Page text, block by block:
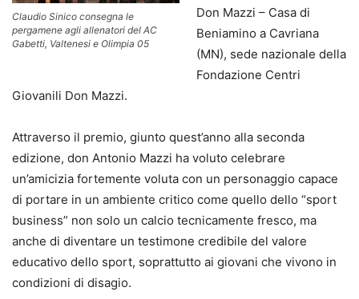
Claudio Sinico consegna le
pergamene agli allenatori del AC
Gabetti, Valtenesi e Olimpia 05
Don Mazzi – Casa di
Beniamino a Cavriana
(MN), sede nazionale della
Fondazione Centri
Giovanili Don Mazzi.
Attraverso il premio, giunto quest’anno alla seconda
edizione, don Antonio Mazzi ha voluto celebrare
un’amicizia fortemente voluta con un personaggio capace
di portare in un ambiente critico come quello dello “sport
business” non solo un calcio tecnicamente fresco, ma
anche di diventare un testimone credibile del valore
educativo dello sport, soprattutto ai giovani che vivono in
condizioni di disagio.